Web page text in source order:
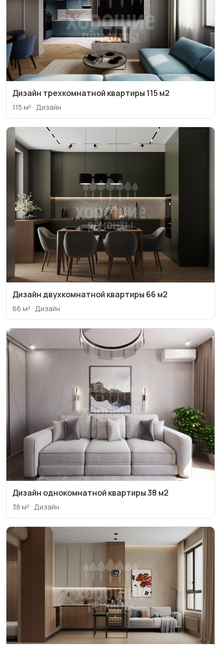
Дизайн трехкомнатной квартиры 115 м2
115 м² · Дизайн
Дизайн двухкомнатной квартиры 66 м2
66 м² · Дизайн
Дизайн однокомнатной квартиры 38 м2
38 м² · Дизайн